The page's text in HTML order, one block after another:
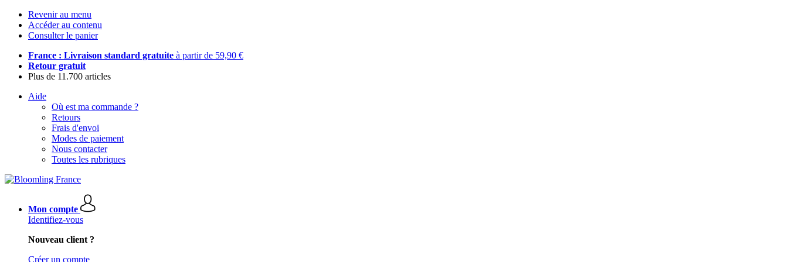
Revenir au menu
Accéder au contenu
Consulter le panier
France : Livraison standard gratuite à partir de 59,90 €
Retour gratuit
Plus de 11.700 articles
Aide
Où est ma commande ?
Retours
Frais d'envoi
Modes de paiement
Nous contacter
Toutes les rubriques
Mon compte
Identifiez-vous
Nouveau client ?
Créer un compte